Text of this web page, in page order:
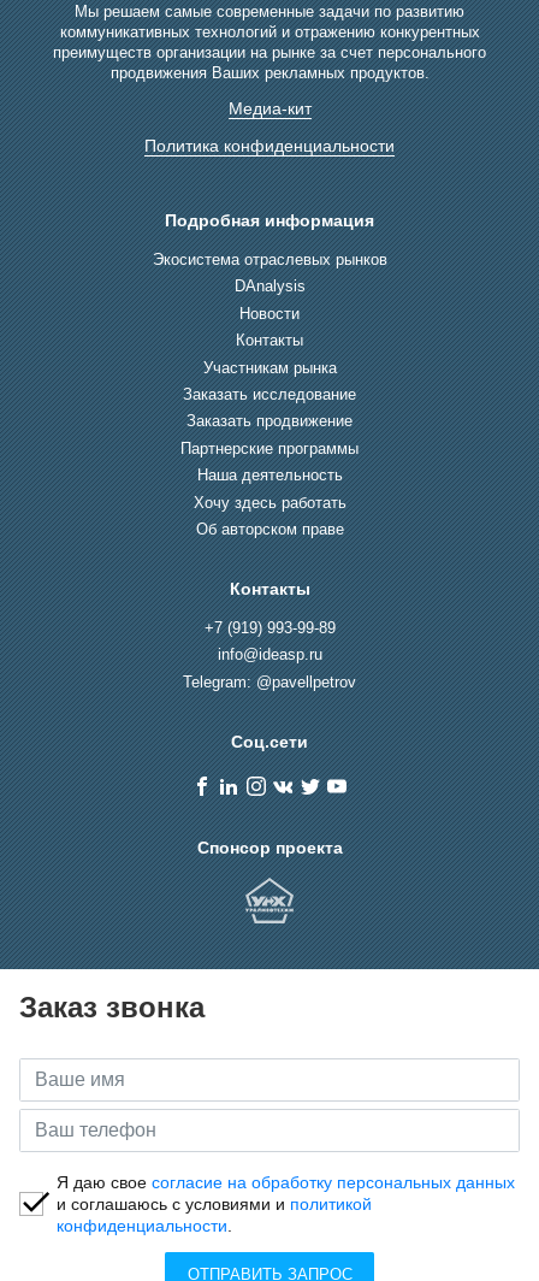
Мы решаем самые современные задачи по развитию
коммуникативных технологий и отражению конкурентных
преимуществ организации на рынке за счет персонального
продвижения Ваших рекламных продуктов.
Медиа-кит
Политика конфиденциальности
Подробная информация
Экосистема отраслевых рынков
DAnalysis
Новости
Контакты
Участникам рынка
Заказать исследование
Заказать продвижение
Партнерские программы
Наша деятельность
Хочу здесь работать
Об авторском праве
Контакты
+7 (919) 993-99-89
info@ideasp.ru
Telegram: @pavellpetrov
Соц.сети
Спонсор проекта
Заказ звонка
Я даю своесогласие на обработку персональных данных
и соглашаюсь с условиями и политикой
конфиденциальности.
ОТПРАВИТЬ ЗАПРОС